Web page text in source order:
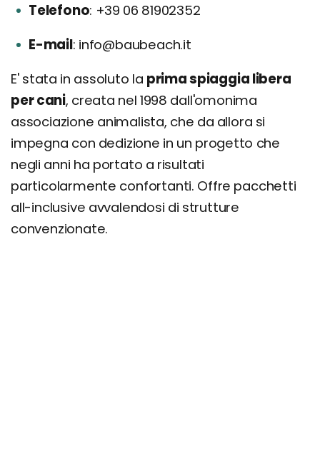
Telefono +39 06 81902352
E-mail info@baubeach.it
E' stata in assoluto la prima spiaggia libera
per cani, creata nel 1998 dall'omonima
associazione animalista, che da allora si
impegna con dedizione in un progetto che
negli anni ha portato a risultati
particolarmente confortanti. Offre pacchetti
all-inclusive avvalendosi di strutture
convenzionate.